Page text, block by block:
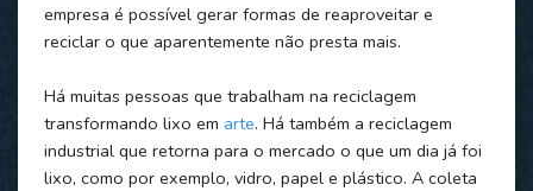
empresa é possível gerar formas de reaproveitar e
reciclar o que aparentemente não presta mais.
Há muitas pessoas que trabalham na reciclagem
transformando lixo em arte. Há também a reciclagem
industrial que retorna para o mercado o que um dia já foi
lixo, como por exemplo, vidro, papel e plástico. A coleta